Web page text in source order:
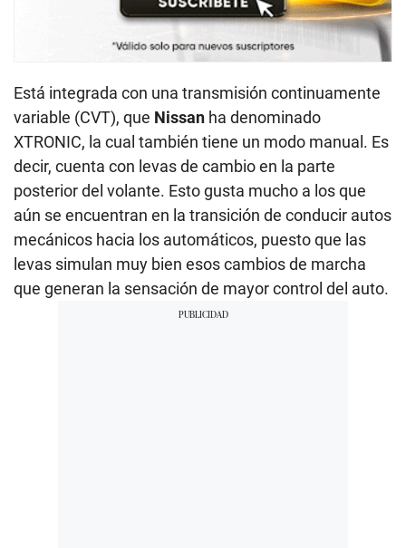
Está integrada con una transmisión continuamente
variable (CVT), que Nissan ha denominado
XTRONIC, la cual también tiene un modo manual. Es
decir, cuenta con levas de cambio en la parte
posterior del volante. Esto gusta mucho a los que
aún se encuentran en la transición de conducir autos
mecánicos hacia los automáticos, puesto que las
levas simulan muy bien esos cambios de marcha
que generan la sensación de mayor control del auto.